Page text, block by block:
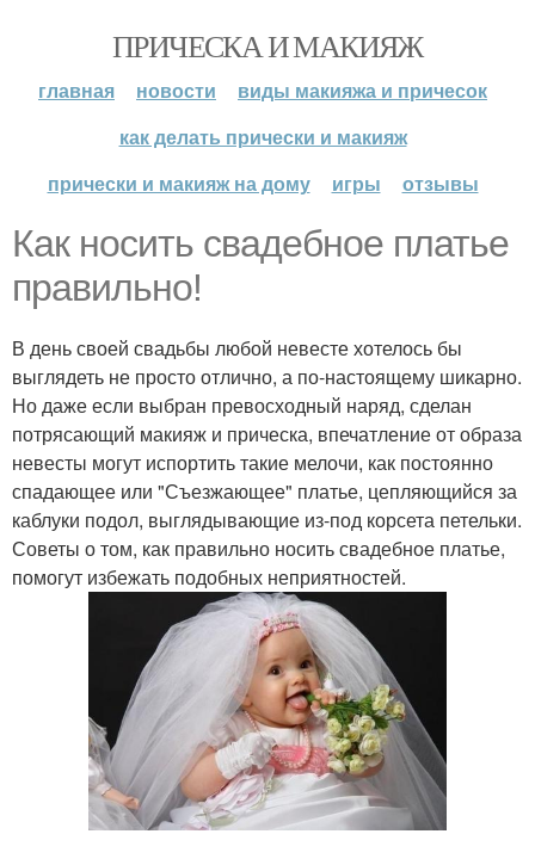
ПРИЧЕСКА И МАКИЯЖ
главная новости
виды макияжа и причесок
как делать прически и макияж
прически и макияж на дому
игры отзывы
Как носить свадебное платье
правильно!
В день своей свадьбы любой невесте хотелось бы
выглядеть не просто отлично, а по-настоящему шикарно.
Но даже если выбран превосходный наряд, сделан
потрясающий макияж и прическа, впечатление от образа
невесты могут испортить такие мелочи, как постоянно
спадающее или "Съезжающее" платье, цепляющийся за
каблуки подол, выглядывающие из-под корсета петельки.
Советы о том, как правильно носить свадебное платье,
помогут избежать подобных неприятностей.